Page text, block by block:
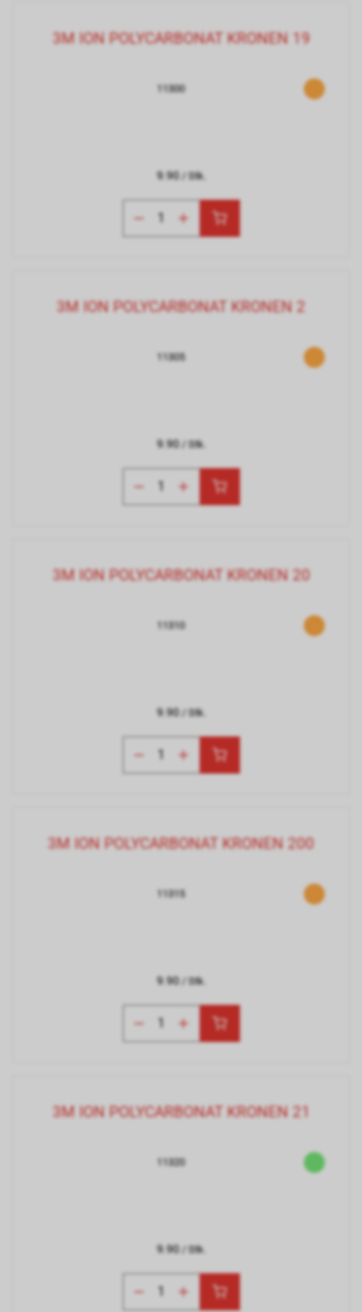
3M ION POLYCARBONAT KRONEN 19
11300
9.90/ Stk.
3M ION POLYCARBONAT KRONEN 2
11305
9.90/ Stk.
3M ION POLYCARBONAT KRONEN 20
11310
9.90/ Stk.
3M ION POLYCARBONAT KRONEN 200
11315
9.90/ Stk.
3M ION POLYCARBONAT KRONEN 21
11320
9.90/ Stk.